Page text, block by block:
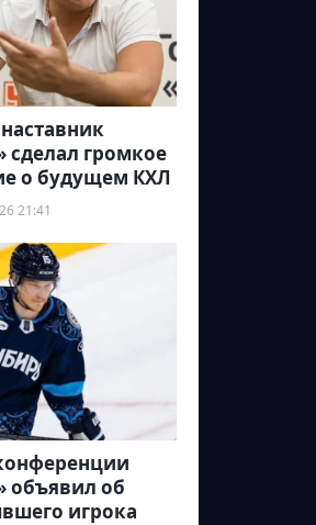
сделал громкое
о будущем КХЛ
21:41
объявил об
игрока